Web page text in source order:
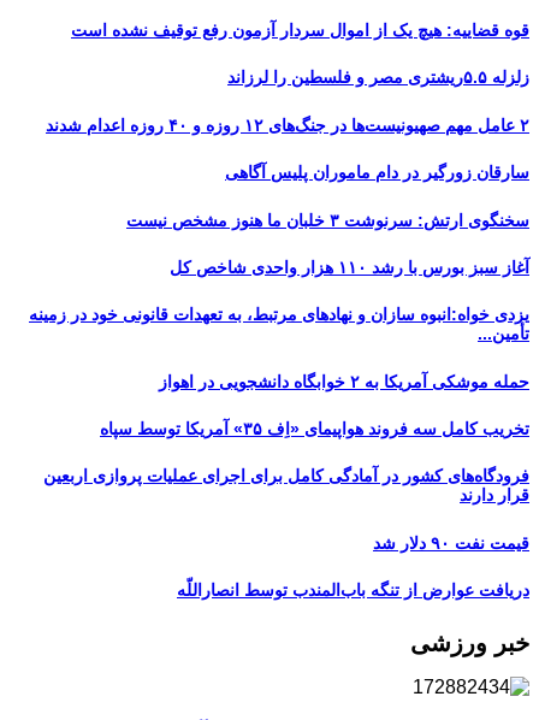
قوه قضاییه: هیچ یک از اموال سردار آزمون رفع توقیف نشده است
زلزله ۵.۵ریشتری مصر و فلسطین را لرزاند
۲ عامل مهم صهیونیست‌ها در جنگ‌های ۱۲ روزه و ۴۰ روزه اعدام شدند
سارقان زورگیر در دام ماموران پلیس آگاهی
سخنگوی ارتش: سرنوشت ۳ خلبان ما هنوز مشخص نیست
آغاز سبز بورس با رشد ۱۱۰ هزار واحدی شاخص کل
یزدی خواه:انبوه سازان و نهادهای مرتبط، به تعهدات قانونی خود در زمینه
تأمین...
حمله موشکی آمریکا به ۲ خوابگاه دانشجویی در اهواز
تخریب کامل سه فروند هواپیمای «اِف ۳۵» آمریکا توسط سپاه
فرودگاه‌های کشور در آمادگی کامل برای اجرای عملیات پروازی اربعین
قرار دارند
قیمت نفت ۹۰ دلار شد
دریافت عوارض از تنگه باب‌المندب توسط انصاراللّه
خبر ورزشی